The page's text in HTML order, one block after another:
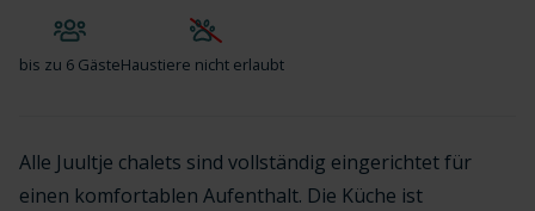
bis zu 6 GästeHaustiere nicht erlaubt
Alle Juultje chalets sind vollständig eingerichtet für
einen komfortablen Aufenthalt. Die Küche ist